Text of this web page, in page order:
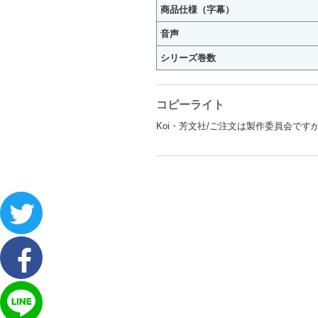
商品仕様（字幕）
音声
シリーズ巻数
コピーライト
Koi・芳文社/ご注文は製作委員会です